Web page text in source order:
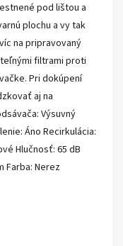
pod lištou a
plochu a vy tak
na pripravovaný
filtrami proti
Pri dokúpení
aj na
Výsuvný
Áno Recirkulácia:
Hlučnosť: 65 dB
Farba: Nerez